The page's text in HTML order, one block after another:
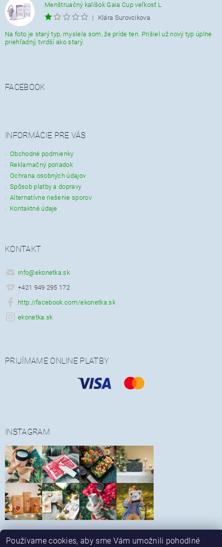
Menštruačný kalíšok Gaia Cup veľkosť L
|
Klára Surovcikova
Na foto je starý typ, myslela som, že príde ten. Prišiel už nový typ úplne
priehľadný, tvrdší ako starý.
FACEBOOK
INFORMÁCIE PRE VÁS
Obchodné podmienky
Reklamačný poriadok
Ochrana osobných údajov
Spôsob platby a dopravy
Alternatívne riešenie sporov
Kontaktné údaje
KONTAKT
info@ekonetka.sk
+421 949 295 172
http://facebook.com/ekonetka.sk
ekonetka.sk
PRIJÍMAME ONLINE PLATBY
INSTAGRAM
Obchodné podmienky | Reklamačný poriadok |
Používame cookies, aby sme Vám umožnili pohodlné